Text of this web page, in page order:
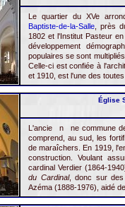
Le quartier du XVe
Baptiste-de-la-Salle , près
1802 et l'Institut Pasteur
développement
populaires se sont
Celle-ci est confiée à
et 1910, est l'une des
Église
L'ancie n
ne commune
comprend, au sud, les
de maraîchers. En 1919,
construction. Voulant
cardinal Verdier (1864-
du Cardinal, donc sur des
Azéma (1888-1976), aidé